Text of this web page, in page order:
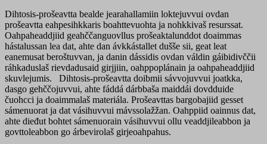
Dihtosis-prošeavtta bealde jearahallamiin loktejuvvui ovdan
prošeavtta eahpesihkkaris boahttevuohta ja nohkkivaš resurssat.
Oahpaheaddjiid geahččanguovllus prošeaktalunddot doaimmas
hástalussan lea dat, ahte dan ávkkástallet dušše sii, geat leat
eanemusat beroštuvvan, ja danin dássidis ovdan váldin gáibidivččii
ráhkaduslaš rievdadusaid girjjiin, oahppoplánain ja oahpaheaddjiid
skuvlejumis. Dihtosis-prošeavtta doibmii sávvojuvvui joatkka,
dasgo gehččojuvvui, ahte fáddá dárbbaša maiddái dovdduide
čuohcci ja doaimmalaš materiála. Prošeavttas bargobajiid gesset
sámenuorat ja dat vásihuvvui mávssolažžan. Oahppiid oainnus dat,
ahte dieđut bohtet sámenuorain vásihuvvui ollu veaddjileabbon ja
govttoleabbon go árbevirolaš girjeoahpahus.